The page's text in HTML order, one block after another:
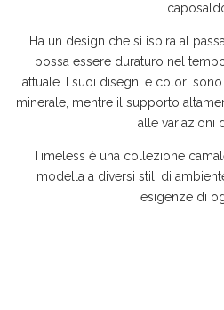
Ha un design che si ispira al
possa essere duraturo nel
attuale. I suoi disegni e colori
minerale, mentre il supporto
alle variazioni
Timeless è una collezione
modella a diversi stili di
esigenze di